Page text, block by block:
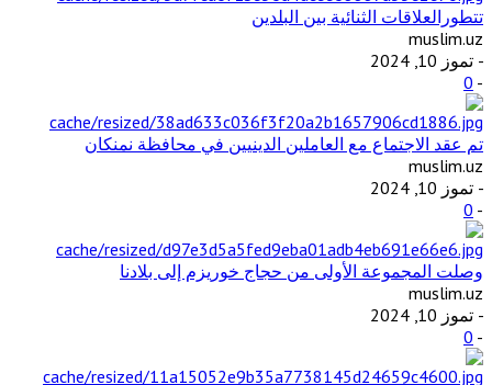
تتطورالعلاقات الثنائية بين البلدين
muslim.uz
- تموز 10, 2024
-
0
تم عقد الاجتماع مع العاملين الدينيين في محافظة نمنكان
muslim.uz
- تموز 10, 2024
-
0
وصلت المجموعة الأولى من حجاج خوريزم إلى بلادنا
muslim.uz
- تموز 10, 2024
-
0